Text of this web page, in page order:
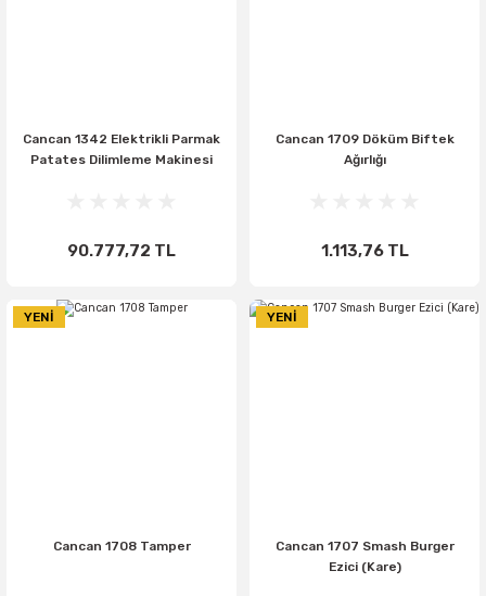
Cancan 1342 Elektrikli Parmak
Patates Dilimleme Makinesi
90.777,72 TL
Cancan 1709 Döküm Biftek
Ağırlığı
1.113,76 TL
YENİ
Cancan 1708 Tamper
YENİ
Cancan 1707 Smash Burger
Ezici (Kare)